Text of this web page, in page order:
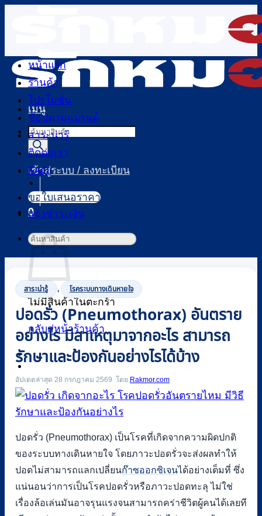
เนื้อหา
เมนู
Products
search
เข้าสู่ระบบ / ลงทะเบียน
0
ไม่มีสินค้าในตะกร้า
กลับสู่หน้าร้านค้า
0
หน้าแรก
ร้านค้า
โปรโมชัน
ช้อปตามแบรนด์
สาระน่ารู้
ติดต่อเรา
FAQ
ขอใบเสนอราคา
แจ้งชำระเงิน
ค้นหา:
สาระน่ารู้ , โรคระบบทางเดินหายใจ
ปอดรั่ว (Pneumothorax) อันตราย
อย่างไร มีสาเหตุมาจากอะไร สามารถ
รักษาและป้องกันอย่างไรได้บ้าง
อัปเดตล่าสุด 28 กรกฎาคม 2569 Rakmor.com
ปอดรั่ว (Pneumothorax) เป็นโรคที่เกิดจากความผิดปกติ
ของระบบทางเดินหายใจ โดยภาวะปอดรั่วจะส่งผลทำให้
ปอดไม่สามารถแลกเปลี่ยนก๊าซออกซิเจนได้อย่างเต็มที่ ซึ่ง
แน่นอนว่าการเป็นโรคปอดรั่วหรือภาวะปอดทะลุ ไม่ใช่
เรื่องล้อเล่นมันอาจรุนแรงจนสามารถคร่าชีวิตผู้คนได้เลยที